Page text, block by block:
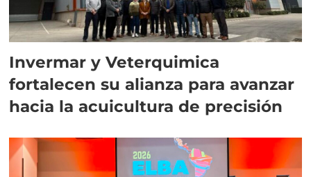
Invermar y Veterquimica
fortalecen su alianza para avanzar
hacia la acuicultura de precisión